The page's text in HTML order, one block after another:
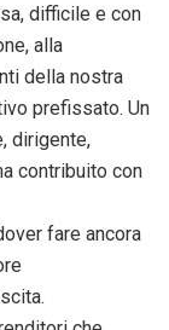
difficile e con
alla
della nostra
prefissato. Un
dirigente,
contribuito con
fare ancora